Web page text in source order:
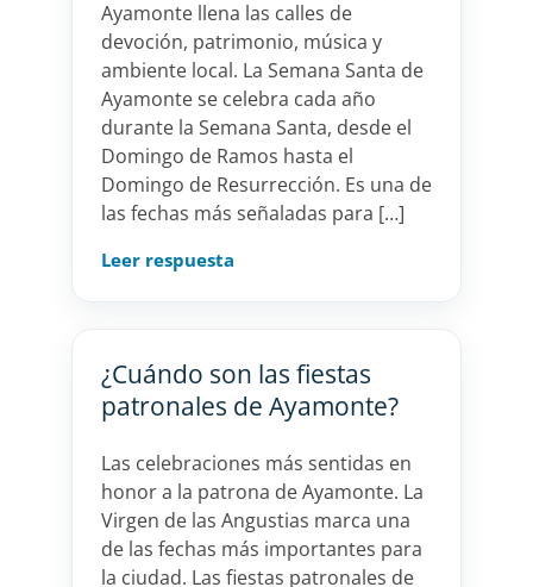
Ayamonte llena las calles de
devoción, patrimonio, música y
ambiente local. La Semana Santa de
Ayamonte se celebra cada año
durante la Semana Santa, desde el
Domingo de Ramos hasta el
Domingo de Resurrección. Es una de
las fechas más señaladas para […]
Leer respuesta
¿Cuándo son las fiestas
patronales de Ayamonte?
Las celebraciones más sentidas en
honor a la patrona de Ayamonte. La
Virgen de las Angustias marca una
de las fechas más importantes para
la ciudad. Las fiestas patronales de